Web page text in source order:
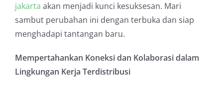
jakarta akan menjadi kunci kesuksesan. Mari
sambut perubahan ini dengan terbuka dan siap
menghadapi tantangan baru.
Mempertahankan Koneksi dan Kolaborasi dalam
Lingkungan Kerja Terdistribusi